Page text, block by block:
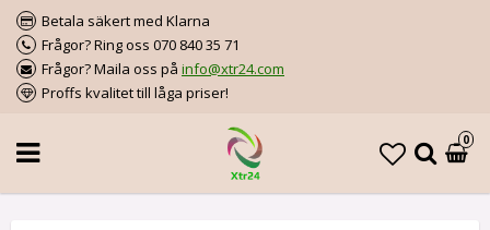
Betala säkert med Klarna
Frågor? Ring oss 070 840 35 71
Frågor? Maila oss på info@xtr24.com
Proffs kvalitet till låga priser!
0